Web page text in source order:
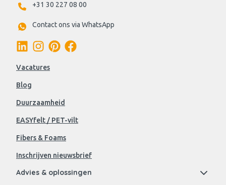
+31 30 227 08 00
Contact ons via WhatsApp
Vacatures
Blog
Duurzaamheid
EASYfelt / PET-vilt
Fibers & Foams
Inschrijven nieuwsbrief
Advies & oplossingen